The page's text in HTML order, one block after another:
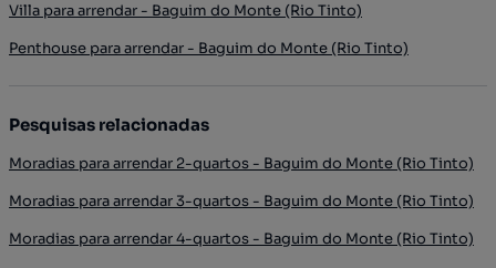
Villa para arrendar - Baguim do Monte (Rio Tinto)
Penthouse para arrendar - Baguim do Monte (Rio Tinto)
Pesquisas relacionadas
Moradias para arrendar 2-quartos - Baguim do Monte (Rio Tinto)
Moradias para arrendar 3-quartos - Baguim do Monte (Rio Tinto)
Moradias para arrendar 4-quartos - Baguim do Monte (Rio Tinto)